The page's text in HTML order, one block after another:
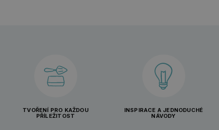
TVOŘENÍ PRO KAŽDOU
PŘÍLEŽITOST
INSPIRACE A JEDNODUCHÉ
NÁVODY